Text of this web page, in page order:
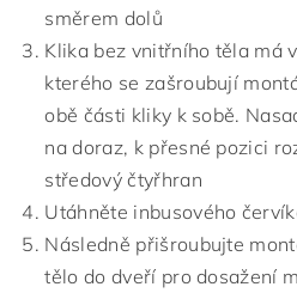
směrem dolů
Klika bez vnitřního těla má
kterého se zašroubují
obě části kliky k sobě.
na doraz, k přesné pozici
středový čtyřhran
Utáhněte inbusového
Následně přišroubujte
tělo do dveří pro dosažení